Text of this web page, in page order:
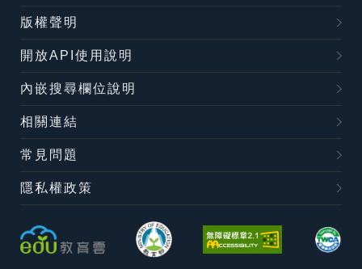
版權聲明
開放API使用說明
內嵌搜尋欄位說明
相關連結
常見問題
隱私權政策